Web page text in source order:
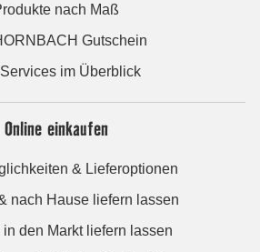
nach Maß
Gutschein
im Überblick
Online einkaufen
& Lieferoptionen
nach Hause liefern lassen
in den Markt liefern lassen